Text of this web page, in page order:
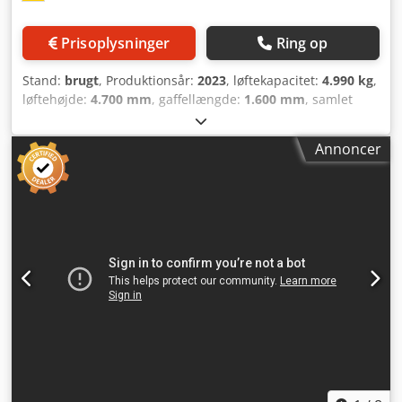
250 - Olieflow for tilbehør l/min 30 - Lydniveau ved
førerens øre dB (A)
Prisoplysninger Ring op
Stand: brugt, Produktionsår: 2023, løftekapacitet: 4.990 kg,
løftehøjde: 4.700 mm, gaffellængde: 1.600 mm, samlet
, - Betjening Sædeenhed - Lastcenter
mm 525 mm - Akselbelastning med last for/bag kg
11.475/1.283 - Akselbelastning uden last for/bag kg
3.814/3.954 - Dæk Superelastisk - Sporvidde for/bag mm
1.104/932 - Masttilt forover/baglæns α/β ° 7/5 - Sædehøjde
4.570 - Venderradius 2.645 mm Credpfx Ajy E Udnefpof -
Mindste drejepunktafstand 729 mm - Køre-hastighed med
last km/t 20 - Køre-hastighed uden last km/t 20 -
Annoncer